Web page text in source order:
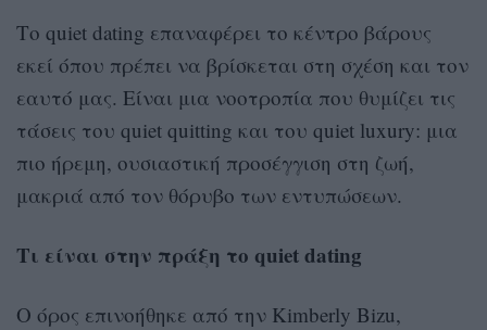
Το quiet dating επαναφέρει το κέντρο βάρους
εκεί όπου πρέπει να βρίσκεται στη σχέση και τον
εαυτό μας. Είναι μια νοοτροπία που θυμίζει τις
τάσεις του quiet quitting και του quiet luxury: μια
πιο ήρεμη, ουσιαστική προσέγγιση στη ζωή,
μακριά από τον θόρυβο των εντυπώσεων.
Τι είναι στην πράξη το quiet dating
Ο όρος επινοήθηκε από την Kimberly Bizu,